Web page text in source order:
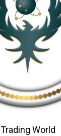
Trading World